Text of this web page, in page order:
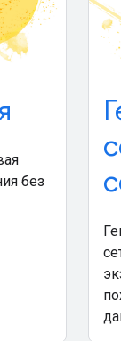
без